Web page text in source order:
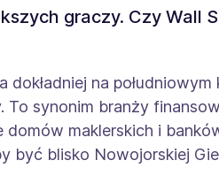
graczy. Czy Wall
na
synonim branży
maklerskich i
być blisko Nowojorskiej